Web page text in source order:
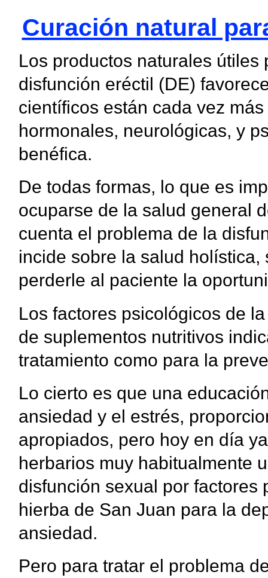
Curación natural
Los productos naturales
disfunción eréctil (DE)
científicos están cada vez
hormonales, neurológicas, y
benéfica.
De todas formas, lo que es
ocuparse de la salud general
cuenta el problema de la
incide sobre la salud
perderle al paciente la
Los factores psicológicos de
de suplementos nutritivos
tratamiento como para la
Lo cierto es que una
ansiedad y el estrés,
apropiados, pero hoy en día
herbarios muy habitualmente
disfunción sexual por factores
hierba de San Juan para la
ansiedad.
Pero para tratar el problema